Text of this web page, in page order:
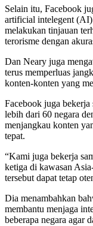
Selain itu, Facebook
artificial intelegent (AI)
melakukan tinjauan
terorisme dengan
Dan Neary juga
terus memperluas
konten-konten yang
Facebook juga
lebih dari 60 negara
menjangkau konten
tepat.
“Kami juga bekerja
ketiga di kawasan
tersebut dapat tetap
Dia menambahkan
membantu menjaga
beberapa negara agar